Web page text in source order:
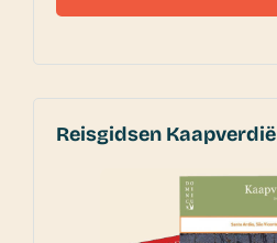
Reisgidsen Kaapverdië